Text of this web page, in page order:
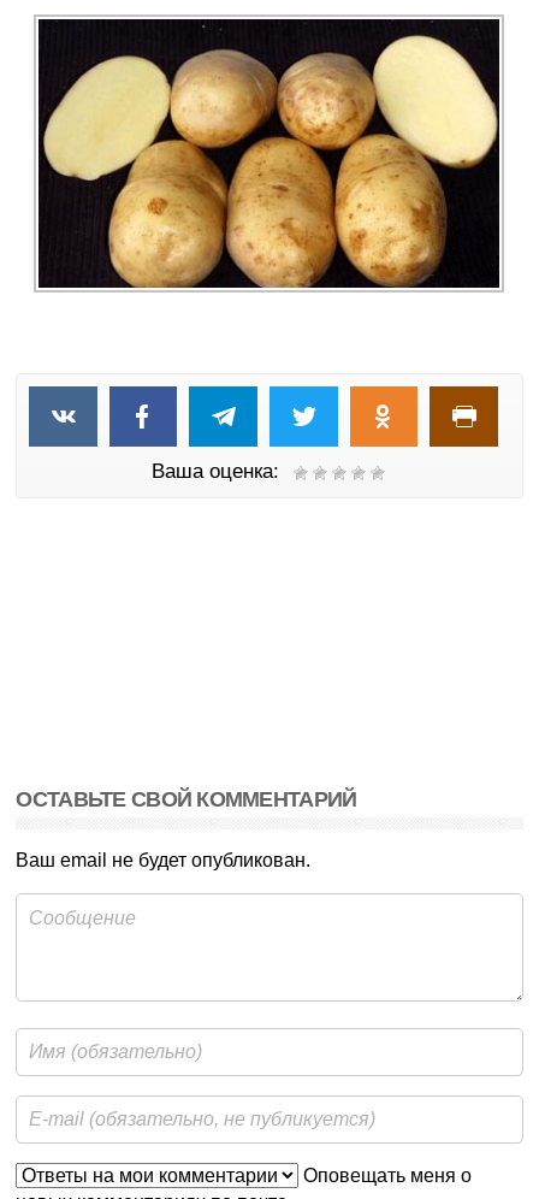
Ваша оценка:
ОСТАВЬТЕ СВОЙ КОММЕНТАРИЙ
Ваш email не будет опубликован.
Оповещать меня о